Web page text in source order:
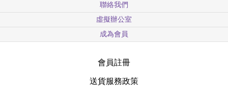
聯絡我們
虛擬辦公室
成為會員
會員註冊
送貨服務政策